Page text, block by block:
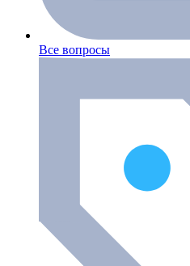
Все вопросы